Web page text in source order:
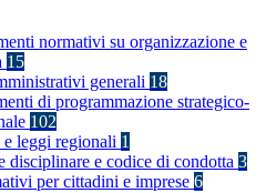
normativi su organizzazione e
15
generali 18
di programmazione strategico-
102
e leggi regionali 1
disciplinare e codice di condotta 3
per cittadini e imprese 6